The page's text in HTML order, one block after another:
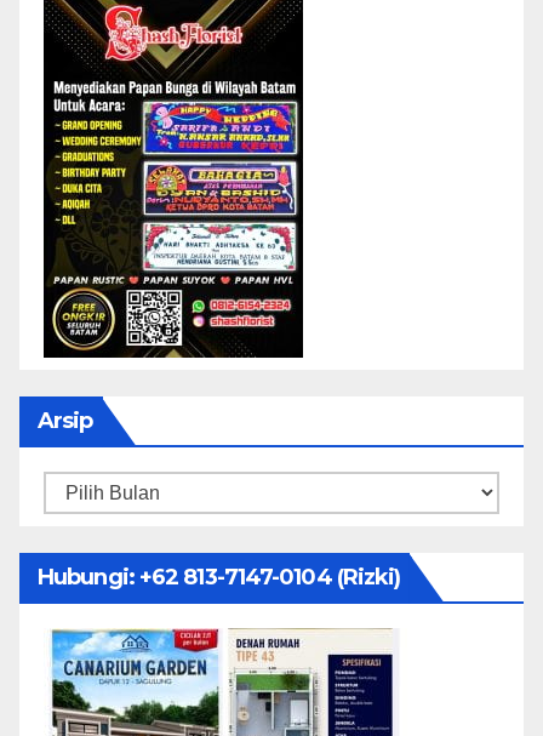
Arsip
Arsip
Hubungi: ‪+62 813-7147-0104‬ (Rizki)